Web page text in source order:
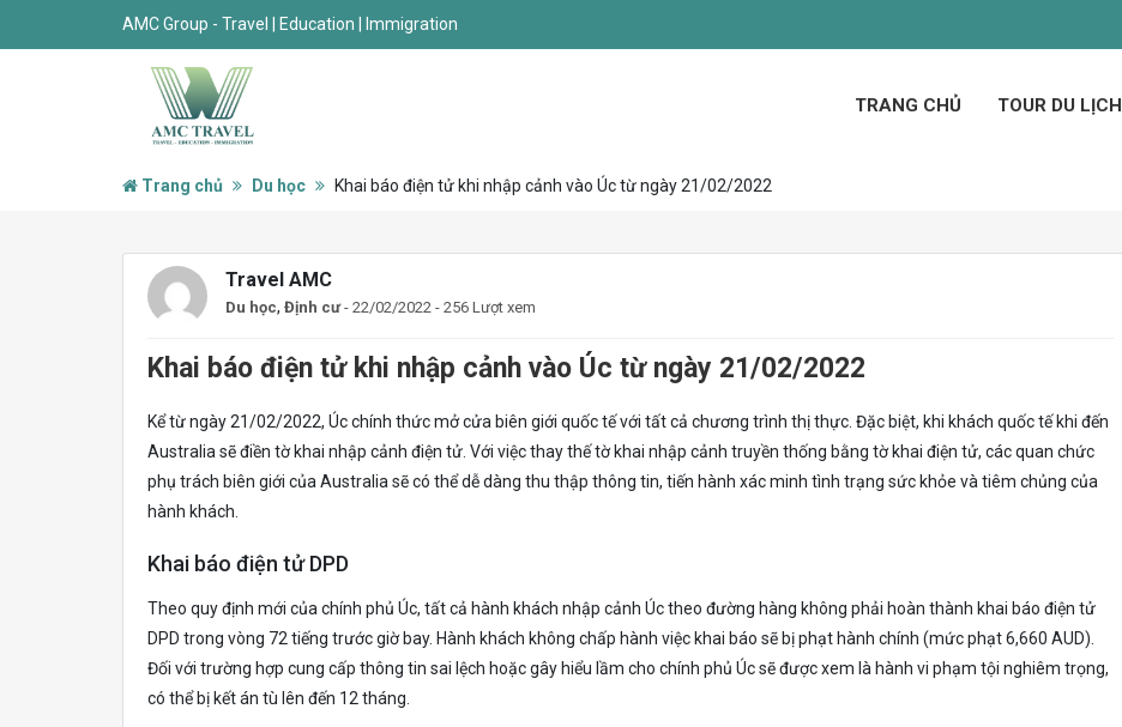
AMC Group - Travel | Education | Immigration
TRANG CHỦ TOUR DU LỊCH
Trang chủ Du học Khai báo điện tử khi nhập cảnh vào Úc từ ngày 21/02/2022
Travel AMC
Du học, Định cư - 22/02/2022 - 256 Lượt xem
Khai báo điện tử khi nhập cảnh vào Úc từ ngày 21/02/2022
Kể từ ngày 21/02/2022, Úc chính thức mở cửa biên giới quốc tế với tất cả chương trình thị thực. Đặc biệt, khi khách quốc tế khi đến
Australia sẽ điền tờ khai nhập cảnh điện tử. Với việc thay thế tờ khai nhập cảnh truyền thống bằng tờ khai điện tử, các quan chức
phụ trách biên giới của Australia sẽ có thể dễ dàng thu thập thông tin, tiến hành xác minh tình trạng sức khỏe và tiêm chủng của
hành khách.
Khai báo điện tử DPD
Theo quy định mới của chính phủ Úc, tất cả hành khách nhập cảnh Úc theo đường hàng không phải hoàn thành khai báo điện tử
DPD trong vòng 72 tiếng trước giờ bay. Hành khách không chấp hành việc khai báo sẽ bị phạt hành chính (mức phạt 6,660 AUD).
Đối với trường hợp cung cấp thông tin sai lệch hoặc gây hiểu lầm cho chính phủ Úc sẽ được xem là hành vi phạm tội nghiêm trọng,
có thể bị kết án tù lên đến 12 tháng.